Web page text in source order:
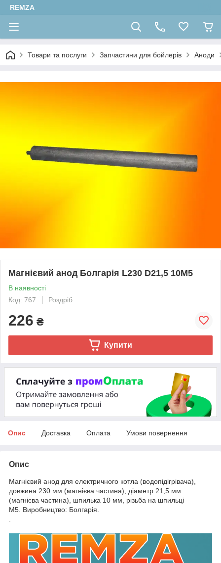
REMZA
Товари та послуги Запчастини для бойлерів Аноди
Магнієвий анод Болгарія L230 D21,5 10M5
В наявності
Код: 767
Роздріб
226 ₴
Купити
Опис Доставка Оплата Умови повернення
Опис
Магнієвий анод для електричного котла (водопідігрівача),
довжина 230 мм (магнієва частина), діаметр 21,5 мм
(магнієва частина), шпилька 10 мм, різьба на шпильці
М5. Виробництво: Болгарія.
.